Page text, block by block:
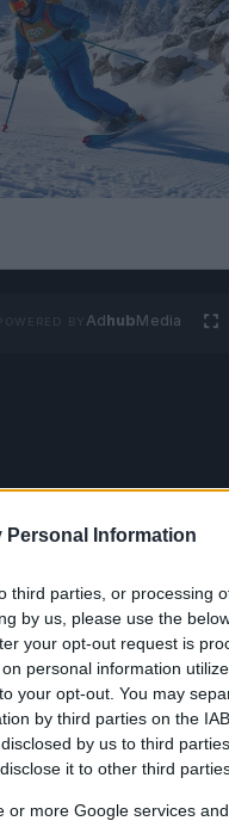
Personal Information
third parties, or processing
by us, please use the
your opt-out request is
personal information
your opt-out. You may
by third parties on the
by us to third
it to other third
or more Google services
AdhubMedia
L’evento
totale di16 sporte
diverse discipline,